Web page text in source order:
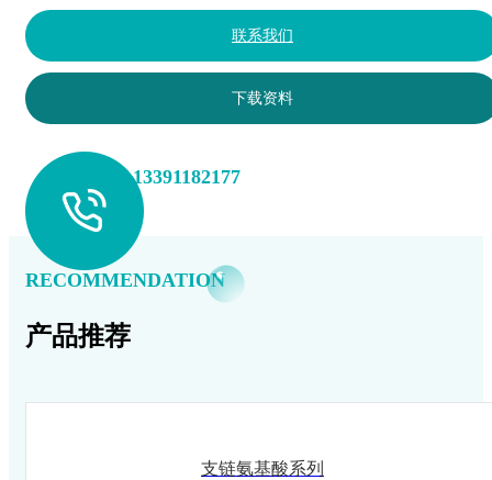
联系我们
下载资料
+86 13391182177
RECOMMENDATION
产品推荐
支链氨基酸系列